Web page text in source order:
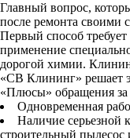
Главный вопрос,
после ремонта своими
Первый способ
применение
дорогой химии.
«СВ Клининг» решает
«Плюсы» обращения
Одновременная
Наличие серьезной
строительный